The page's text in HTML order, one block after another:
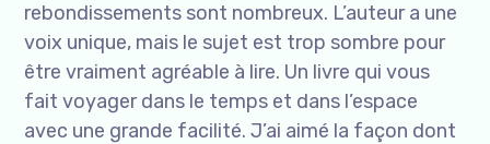
rebondissements sont nombreux. L’auteur a une
voix unique, mais le sujet est trop sombre pour
être vraiment agréable à lire. Un livre qui vous
fait voyager dans le temps et dans l’espace
avec une grande facilité. J’ai aimé la façon dont